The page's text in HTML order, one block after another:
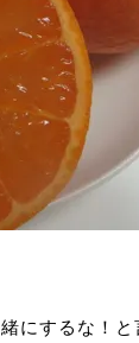
するな！と